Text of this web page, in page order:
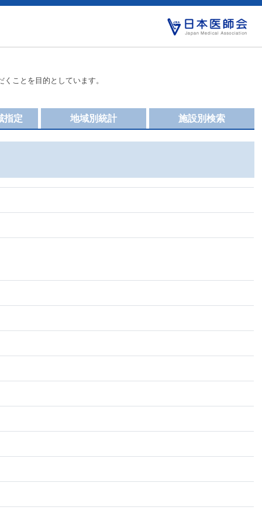
ことを目的としています。
施設別検索
地域別統計
指定